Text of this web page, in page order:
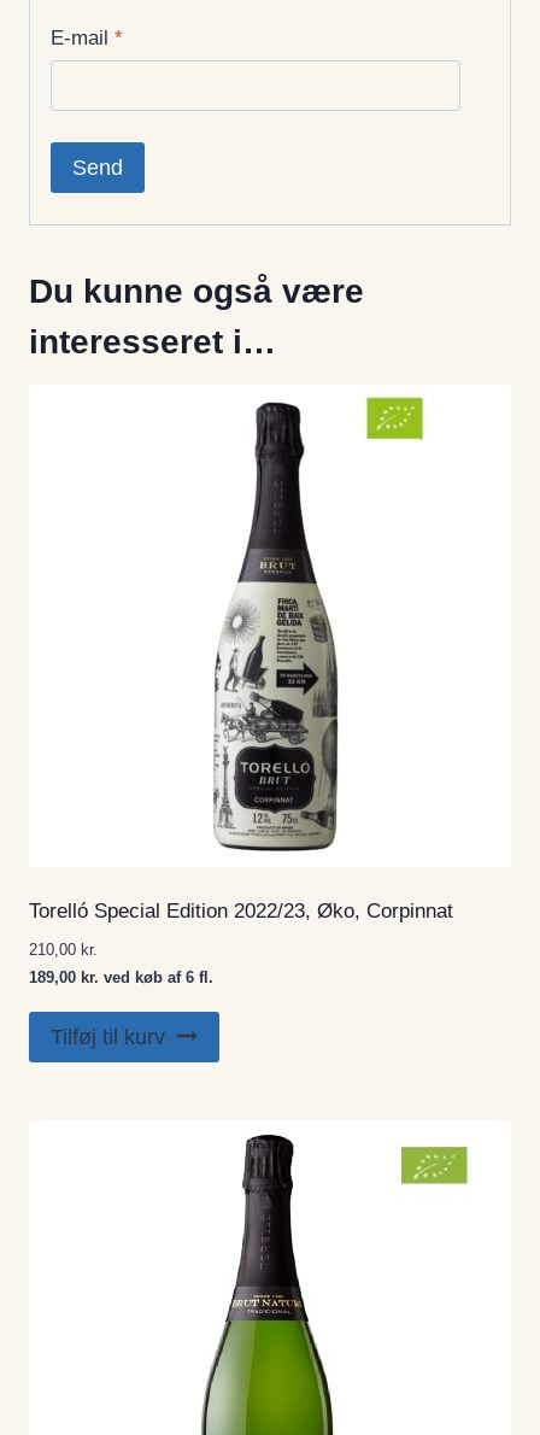
E-mail *
Du kunne også være
interesseret i…
Torelló Special Edition 2022/23, Øko, Corpinnat
210,00 kr.
189,00 kr. ved køb af 6 fl.
Tilføj til kurv